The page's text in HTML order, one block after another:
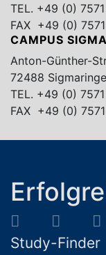
TEL. +49 (0)
FAX +49 (0)
CAMPUS
Anton-Günther-
72488
TEL. +49 (0)
FAX +49 (0)
Study-Finder